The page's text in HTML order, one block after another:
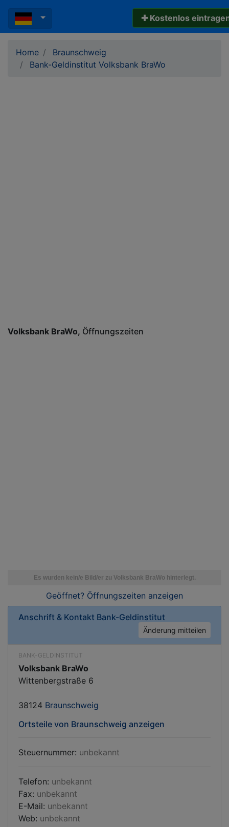
✚ Kostenlos
Home
Braunschweig
Bank-Geldinstitut Volksbank BraWo
Volksbank BraWo Öffnungszeiten
Geöffnet? Öffnungszeiten anzeigen
Anschrift & Kontakt Bank-Geldinstitut
Änderung mitteilen
BANK-GELDINSTITUT
Volksbank BraWo
Wittenbergstraße 6
38124 Braunschweig
Ortsteile von Braunschweig anzeigen
Steuernummer: unbekannt
Telefon: unbekannt
Fax: unbekannt
E-Mail: unbekannt
Web: unbekannt